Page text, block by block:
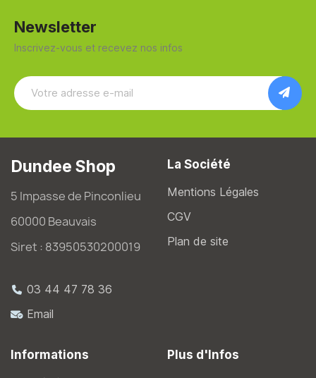
Newsletter
Inscrivez-vous et recevez nos infos
Dundee Shop
5 Impasse de Pinconlieu
60000 Beauvais
Siret : 83950530200019
03 44 47 78 36
Email
La Société
Mentions Légales
CGV
Plan de site
Informations
Plus d'Infos